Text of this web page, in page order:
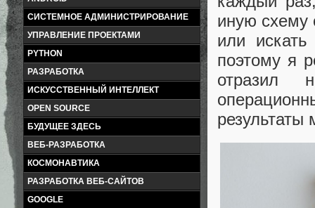
СИСТЕМНОЕ АДМИНИСТРИРОВАНИЕ
УПРАВЛЕНИЕ ПРОЕКТАМИ
PYTHON
РАЗРАБОТКА
ИСКУССТВЕННЫЙ ИНТЕЛЛЕКТ
OPEN SOURCE
БУДУЩЕЕ ЗДЕСЬ
ВЕБ-РАЗРАБОТКА
КОСМОНАВТИКА
РАЗРАБОТКА ВЕБ-САЙТОВ
GOOGLE
иную схему
или
поэтому я
отразил
результаты